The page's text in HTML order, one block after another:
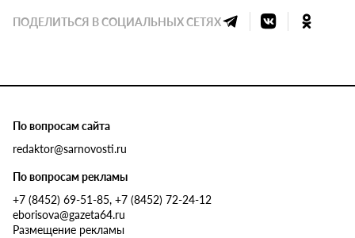
ПОДЕЛИТЬСЯ В СОЦИАЛЬНЫХ СЕТЯХ
По вопросам сайта
redaktor@sarnovosti.ru
По вопросам рекламы
+7 (8452) 69-51-85, +7 (8452) 72-24-12
eborisova@gazeta64.ru
Размещение рекламы